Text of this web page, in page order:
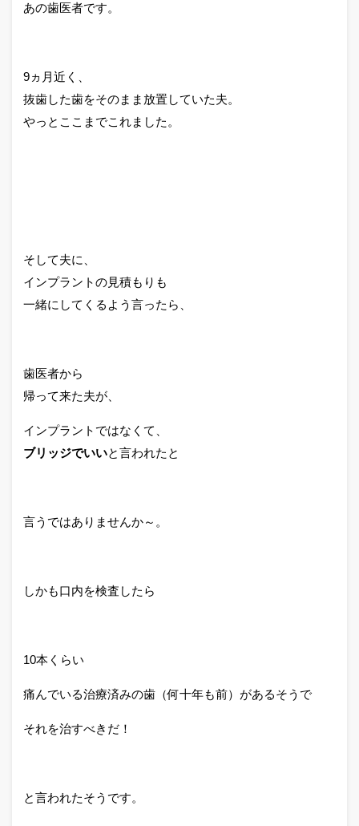
あの歯医者です。
9ヵ月近く、
抜歯した歯をそのまま放置していた夫。
やっとここまでこれました。
そして夫に、
インプラントの見積もりも
一緒にしてくるよう言ったら、
歯医者から
帰って来た夫が、
インプラントではなくて、
ブリッジでいいと言われたと
言うではありませんか～。
しかも口内を検査したら
10本くらい
痛んでいる治療済みの歯（何十年も前）があるそうで
それを治すべきだ！
と言われたそうです。